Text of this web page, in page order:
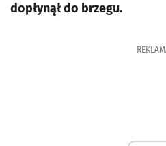
dopłynął do brzegu.